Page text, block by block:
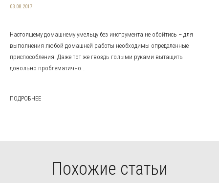
03.08.2017
Настоящему домашнему умельцу без инструмента не обойтись – для
выполнения любой домашней работы необходимы определенные
приспособления. Даже тот же гвоздь голыми руками вытащить
довольно проблематично...
ПОДРОБНЕЕ
Похожие статьи